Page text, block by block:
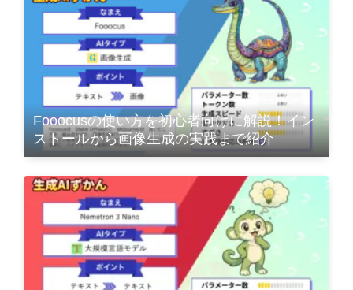
Fooocusの使い方を初心者向けに解説！イン
ストールから画像生成の実践まで紹介